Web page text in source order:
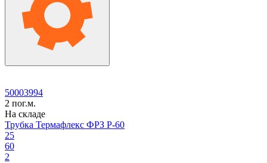
50003994
2 пог.м.
На складе
Трубка Термафлекс ФРЗ P-60
25
60
2